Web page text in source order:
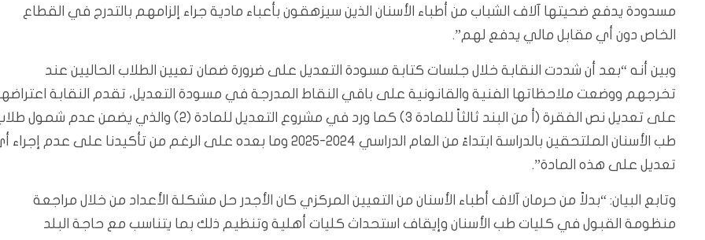
مسدودة يدفع ضحيتها آلاف الشباب من أطباء الأسنان الذين سيزهقون بأعباء مادية جراء إلزامهم بالتدرج في القطاع
الخاص دون أي مقابل مالي يدفع لهم”.
وبين أنه “بعد أن شددت النقابة خلال جلسات كتابة مسودة التعديل على ضرورة ضمان تعيين الطلاب الحاليين عند
تخرجهم ووضعت ملاحظاتها الفنية والقانونية على باقي النقاط المدرجة في مسودة التعديل، تقدم النقابة
على تعديل نص الفقرة (أ من البند ثالثاً للمادة 3) كما ورد في مشروع التعديل للمادة (2) والذي يضمن عدم شمول
طب الأسنان الملتحقين بالدراسة ابتداءً من العام الدراسي 2024-2025 وما بعده على الرغم من تأكيدنا على عدم
تعديل على هذه المادة”.
وتابع البيان: “بدلاً من حرمان آلاف أطباء الأسنان من التعيين المركزي كان الأجدر حل مشكلة الأعداد من خلال مراجعة
منظومة القبول في كليات طب الأسنان وإيقاف استحداث كليات أهلية وتنظيم ذلك بما يتناسب مع حاجة البلد